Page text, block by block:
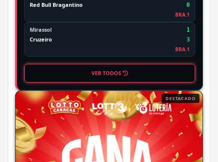
Red Bull Bragantino
0
BRA.1
Mirassol 1
Cruzeiro
3
BRA.1
VER TODOS
DESTACADO